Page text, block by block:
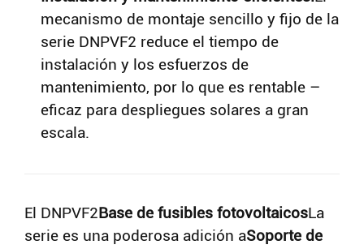
mecanismo de montaje sencillo y fijo de la
serie DNPVF2 reduce el tiempo de
instalación y los esfuerzos de
mantenimiento, por lo que es rentable –
eficaz para despliegues solares a gran
escala.
El DNPVF2Base de fusibles fotovoltaicosLa
serie es una poderosa adición aSoporte de